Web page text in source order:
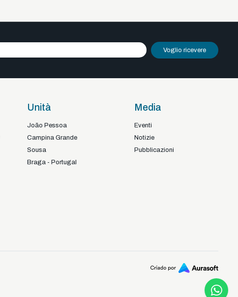
Voglio ricevere
Unità
João Pessoa
Campina Grande
Sousa
Braga - Portugal
Media
Eventi
Notizie
Pubblicazioni